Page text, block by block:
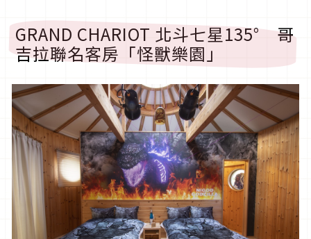
GRAND CHARIOT 北斗七星135° 哥
吉拉聯名客房「怪獸樂園」